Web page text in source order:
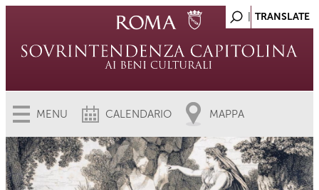
MENU CALENDARIO MAPPA